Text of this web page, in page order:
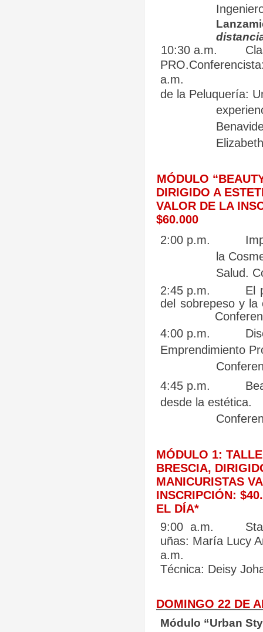
10:30 a.m.
a.m.
de la Peluquería:
MÓDULO
DIRIGIDO A
VALOR DE LA
$60.000
2:00 p.m.
la
Salud.
2:45 p.m.
El
del sobrepeso y la
4:00 p.m.
Emprendimiento
4:45 p.m.
desde la estética.
MÓDULO 1:
BRESCIA,
MANICURISTAS
INSCRIPCIÓN:
EL DÍA*
9:00 a.m.
uñas: María Lucy
a.m.
Técnica: Deisy
DOMINGO 22 DE
Módulo “Urban